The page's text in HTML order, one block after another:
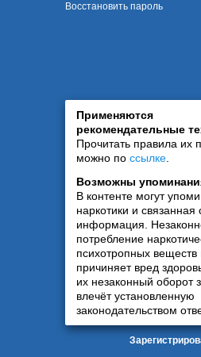
Восстановить пароль
Применяются
рекомендательные
Прочитать правила их
можно по ссылке
Возможны
В контенте могут
наркотики и связанная
информация.
потребление
психотропных веществ
причиняет вред
их незаконный оборот
влечёт установленную
законодательством